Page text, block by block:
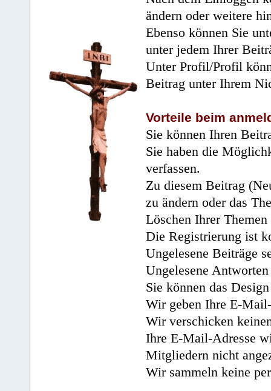
ändern oder weitere
Ebenso können Sie
unter jedem Ihrer
Unter Profil/Profil
Beitrag unter Ihrem
Vorteile beim
Sie können Ihren
Sie haben die
verfassen.
Zu diesem Beitrag
zu ändern oder das
Löschen Ihrer
Die Registrierung ist
Ungelesene Beiträge
Ungelesene
Sie können das
Wir geben Ihre E-
Wir verschicken
Ihre E-Mail-Adresse
Mitgliedern nicht
Wir sammeln keine